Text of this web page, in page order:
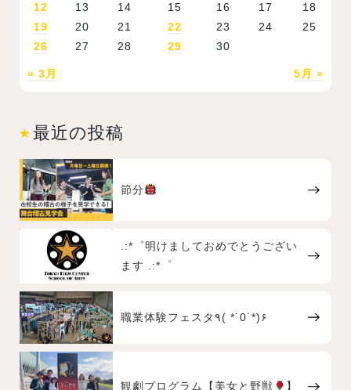
« 3月 5月 »
12
13 14 15 16 17
18
19
20 21 22 23 24
25
26
27 28 29 30
最近の投稿
節分
.:*゜明けましておめでとうござい
ます .:*゜
職業体験フェスタ٩( *˙0˙*)۶
観劇プログラム【美女と野獣 】